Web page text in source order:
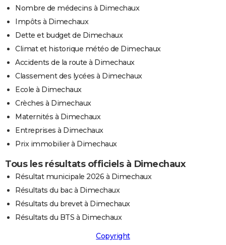
Nombre de médecins à Dimechaux
Impôts à Dimechaux
Dette et budget de Dimechaux
Climat et historique météo de Dimechaux
Accidents de la route à Dimechaux
Classement des lycées à Dimechaux
Ecole à Dimechaux
Crèches à Dimechaux
Maternités à Dimechaux
Entreprises à Dimechaux
Prix immobilier à Dimechaux
Tous les résultats officiels à Dimechaux
Résultat municipale 2026 à Dimechaux
Résultats du bac à Dimechaux
Résultats du brevet à Dimechaux
Résultats du BTS à Dimechaux
Copyright